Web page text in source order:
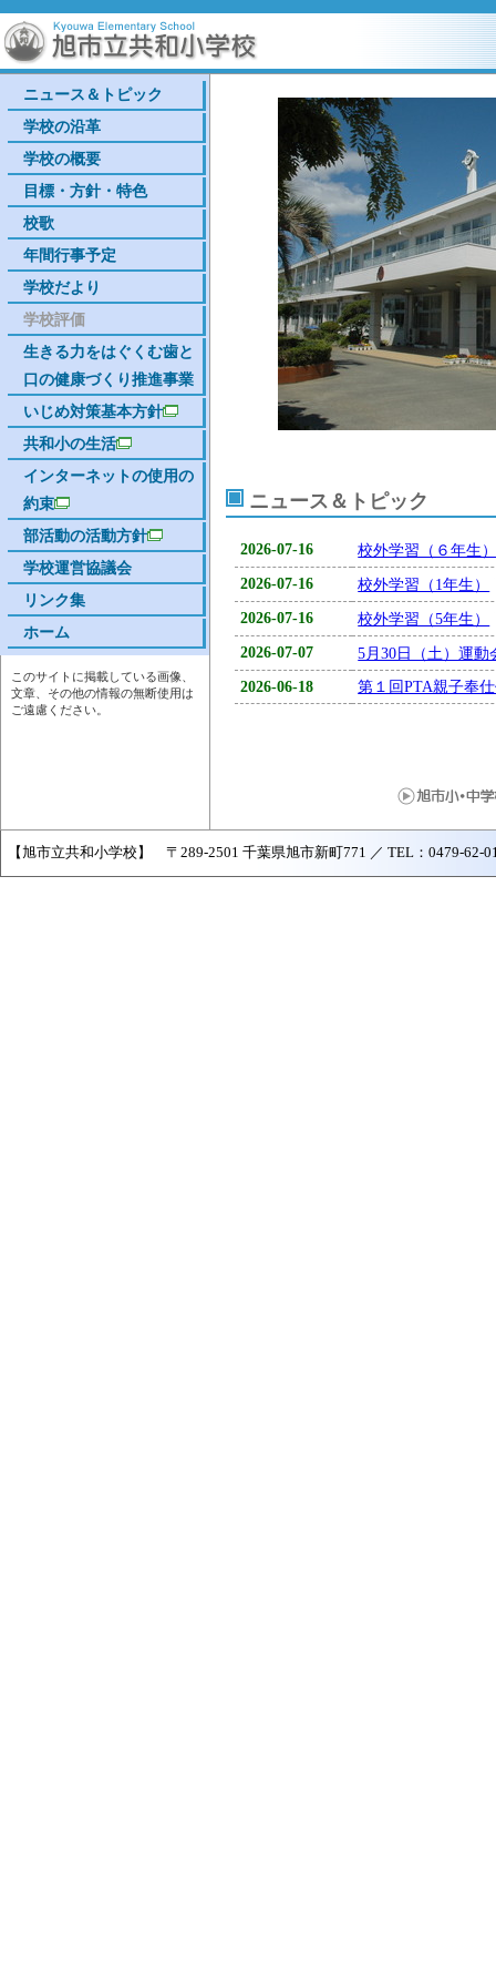
ニュース＆トピック
学校の沿革
学校の概要
目標・方針・特色
校歌
年間行事予定
学校だより
学校評価
生きる力をはぐくむ歯と
口の健康づくり推進事業
いじめ対策基本方針
共和小の生活
インターネットの使用の
約束
部活動の活動方針
学校運営協議会
リンク集
ホーム
このサイトに掲載している画像、
文章、その他の情報の無断使用は
ご遠慮ください。
ニュース＆トピック
2026-07-16
校外学習（６年生
2026-07-16
校外学習（1年生）
2026-07-16
校外学習（5年生）
2026-07-07
5月30日（土）運
2026-06-18
第１回PTA親子奉
【旭市立共和小学校】 〒289-2501 千葉県旭市新町771 ／ TEL：0479-62-